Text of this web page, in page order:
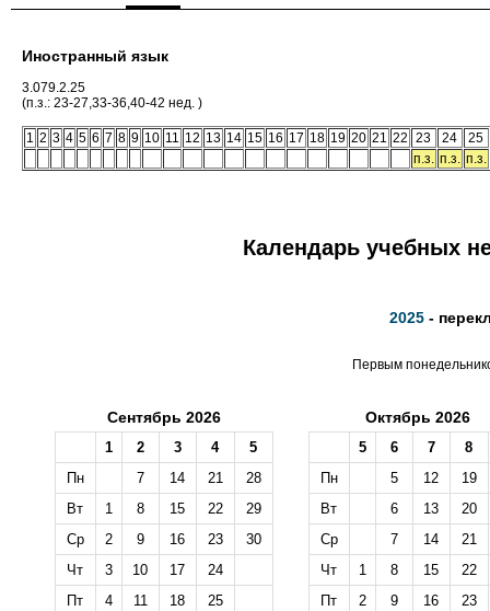
Иностранный язык
3.079.2.25
(п.з.: 23-27,33-36,40-42 нед. )
1 2 3 4 5 6 7 8 9 10 11 12 13 14 15 16 17 18 19 20 21 22 23 24
25
п.з. п.з. п.з.
Календарь учебных
2025 -
Первым
Сентябрь 2026
1 2 3 4
5
Пн
7 14 21
28
Вт
1 8 15 22
29
Ср
2 9 16 23
30
Чт
3 10 17
24
Пт
4 11 18
25
Октябрь 2026
5 6 7
8
Пн
5 12
19
Вт
6 13
20
Ср
7 14
21
Чт
1 8 15
22
Пт
2 9 16
23